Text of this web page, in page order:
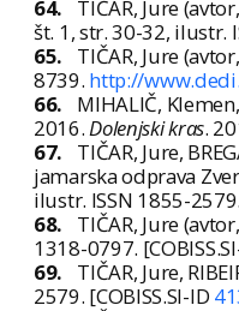
64.
TIČAR, Jure
št. 1, str. 30-32, ilustr.
65.
TIČAR, Jure
8739. http://
66.
MIHALIČ,
2016.Dolenjski kras.
67.
TIČAR, Jure,
jamarska odprava
ilustr. ISSN 1855-
68.
TIČAR, Jure
1318-0797.
69.
TIČAR, Jure,
2579. [COBISS.SI-ID